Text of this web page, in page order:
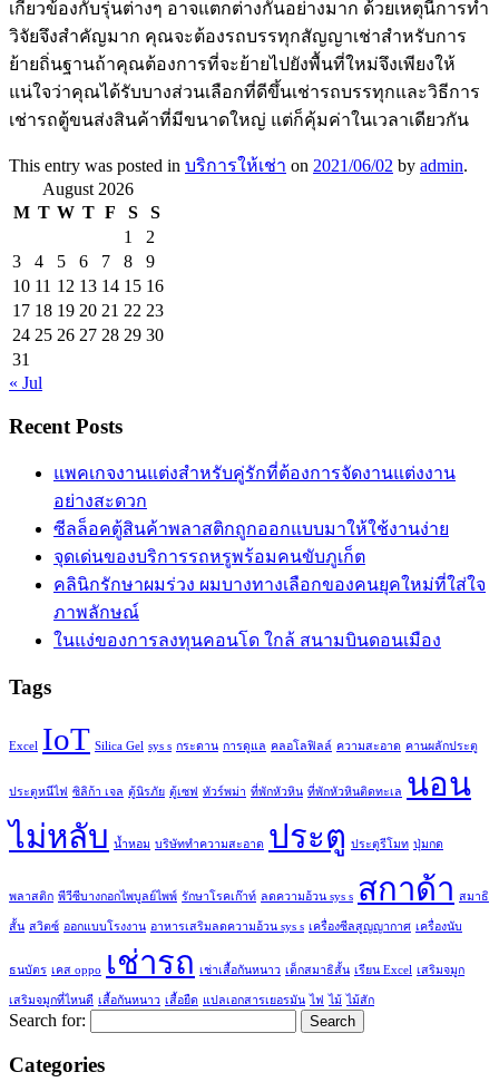
เกี่ยวข้องกับรุ่นต่างๆ อาจแตกต่างกันอย่างมาก ด้วยเหตุนี้การทำ
วิจัยจึงสำคัญมาก คุณจะต้องรถบรรทุกสัญญาเช่าสำหรับการ
ย้ายถิ่นฐานถ้าคุณต้องการที่จะย้ายไปยังพื้นที่ใหม่จึงเพียงให้
แน่ใจว่าคุณได้รับบางส่วนเลือกที่ดีขึ้นเช่ารถบรรทุกและวิธีการ
เช่ารถตู้ขนส่งสินค้าที่มีขนาดใหญ่ แต่ก็คุ้มค่าในเวลาเดียวกัน
This entry was posted in บริการให้เช่า on 2021/06/02 by admin.
August 2026
M T W T F S
S
1
2
3
4 5 6 7 8
9
10 11 12 13 14 15 16
17 18 19 20 21 22 23
24 25 26 27 28 29 30
31
« Jul
Recent Posts
แพคเกจงานแต่งสำหรับคู่รักที่ต้องการจัดงานแต่งงาน
อย่างสะดวก
ซีลล็อคตู้สินค้าพลาสติกถูกออกแบบมาให้ใช้งานง่าย
จุดเด่นของบริการรถหรูพร้อมคนขับภูเก็ต
คลินิกรักษาผมร่วง ผมบางทางเลือกของคนยุคใหม่ที่ใส่ใจ
ภาพลักษณ์
ในแง่ของการลงทุนคอนโด ใกล้ สนามบินดอนเมือง
Tags
Excel IoT Silica Gel sys s กระดาน การดูแล คลอโลฟิลล์ ความสะอาด คานผลักประตู
ประตูหนีไฟ ซิลิก้า เจล ตู้นิรภัย ตู้เซฟ ทัวร์พม่า ที่พักหัวหิน ที่พักหัวหินติดทะเล นอน
ไม่หลับ น้ำหอม บริษัททำความสะอาด ประตู ประตูรีโมท ปุ่มกด
พลาสติก พีวีซีบางกอกไพบูลย์ไพพ์ รักษาโรคเก๊าท์ ลดความอ้วน sys s สกาด้า สมาธิ
สั้น สวิตซ์ ออกแบบโรงงาน อาหารเสริมลดความอ้วน sys s เครื่องซีลสูญญากาศ เครื่องนับ
ธนบัตร เคส oppo เช่ารถ เช่าเสื้อกันหนาว เด็กสมาธิสั้น เรียน Excel เสริมจมูก
เสริมจมูกที่ไหนดี เสื้อกันหนาว เสื้อยืด แปลเอกสารเยอรมัน ไฟ ไม้ ไม้สัก
Search for:
Categories